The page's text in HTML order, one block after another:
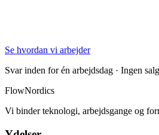
Se hvordan vi arbejder
Svar inden for én arbejdsdag · Ingen
FlowNordics
Vi binder teknologi, arbejdsgange og